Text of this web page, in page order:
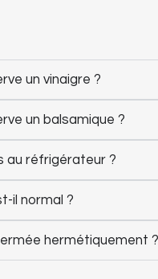
un vinaigre ?
un balsamique ?
au réfrigérateur ?
il normal ?
hermétiquement ?